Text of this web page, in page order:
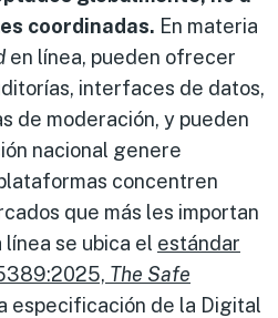
coordinadas. En materia
en línea, pueden ofrecer
interfaces de datos,
de moderación, y pueden
nacional genere
concentren
que más les importan
se ubica el estándar
The Safe
especificación de la Digital